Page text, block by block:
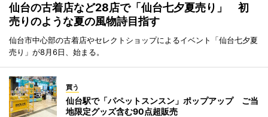
仙台の古着店など28店で「仙台七夕夏売り」 初
売りのような夏の風物詩目指す
仙台市中心部の古着店やセレクトショップによるイベント「仙台七夕夏
売り」が8月6日、始まる。
買う
仙台駅で「パペットスンスン」ポップアップ ご当
地限定グッズ含む90点超販売